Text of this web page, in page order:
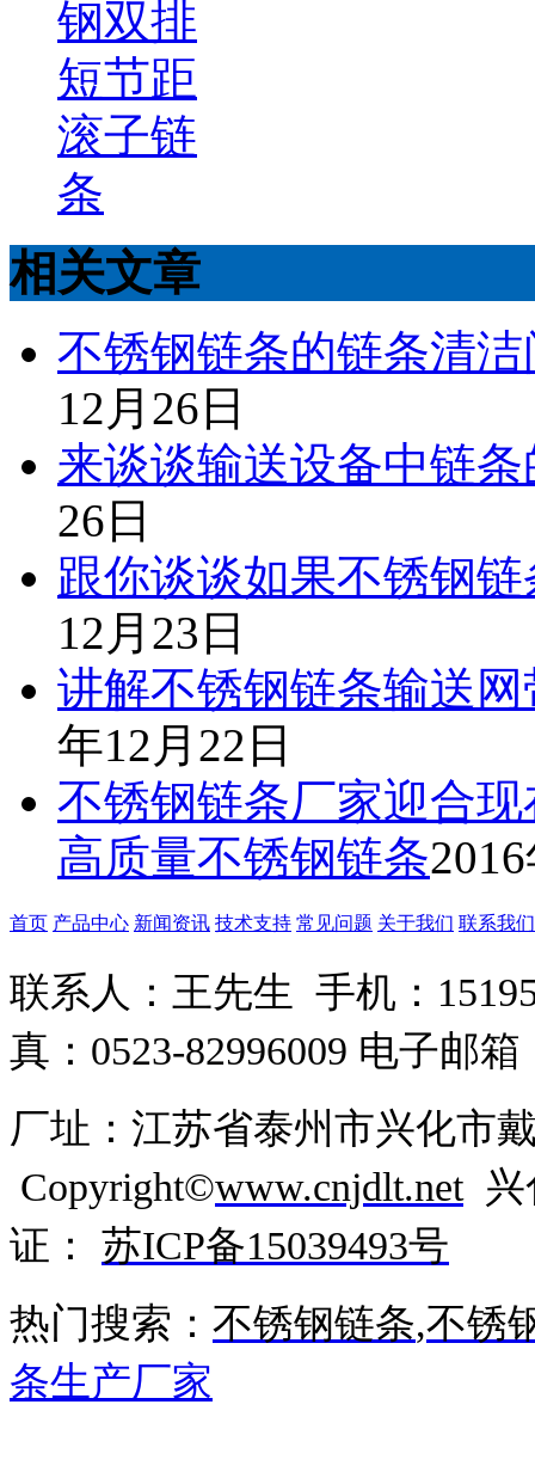
钢双排
短节距
滚子链
条
相关文章
不锈钢链条的链条清
12月26日
来谈谈输送设备中链
26日
跟你谈谈如果不锈钢
12月23日
讲解不锈钢链条输送
年12月22日
不锈钢链条厂家迎合
高质量不锈钢链条
首页 产品中心 新闻资讯 技术支持 常见问题 关于我们 联系我们
联系人：王先生 手机：
真：0523-82996009 电子邮
厂址：江苏省泰州市兴化市
Copyright©www.cnjdlt.net兴
证： 苏ICP备15039493号
热门搜索： 不锈钢链条,不锈
条生产厂家